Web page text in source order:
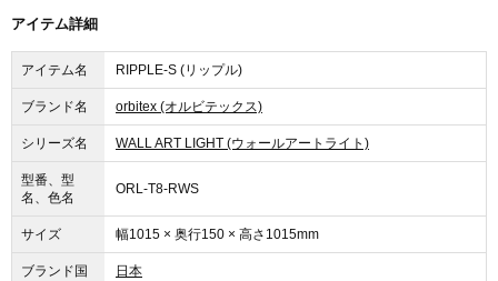
アイテム詳細
アイテム名 RIPPLE-S (リップル)
ブランド名 orbitex (オルビテックス)
シリーズ名 WALL ART LIGHT (ウォールアートライト)
型番、型
名、色名
ORL-T8-RWS
サイズ 幅1015 × 奥行150 × 高さ1015mm
ブランド国 日本